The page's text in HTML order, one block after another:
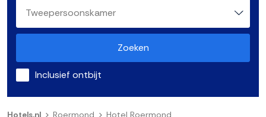
Zoeken
Inclusief ontbijt
Hotels.nl Roermond Hotel Roermond